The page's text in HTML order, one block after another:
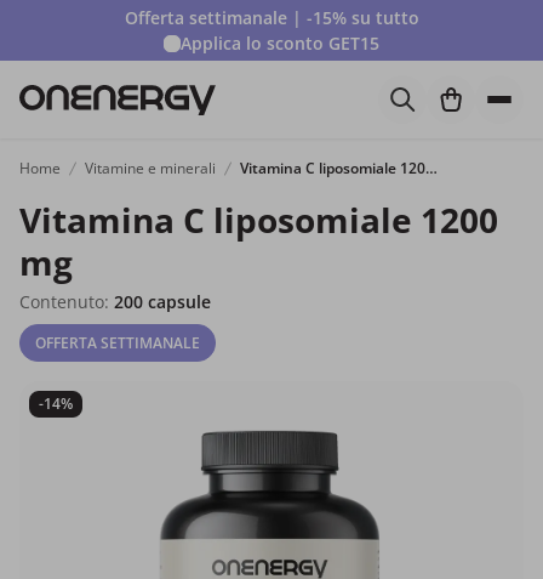
Offerta settimanale | -15% su tutto
Applica lo sconto GET15
Home Vitamine e minerali Vitamina C liposomiale 1200 mg
Vitamina C liposomiale 1200
mg
Contenuto: 200 capsule
OFFERTA SETTIMANALE
-14%